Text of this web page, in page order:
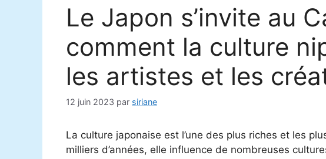
Le Japon s’invite au
comment la culture
les artistes et les
12 juin 2023 par siriane
La culture japonaise est l’une des plus riches et les
milliers d’années, elle influence de nombreuses